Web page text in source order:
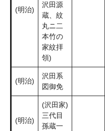
(明治)
沢田源
蔵、紋
丸ニ二
本竹の
家紋拝
領)
(明治)
沢田系
図御免
(明治)
(沢田家)
三代目
孫蔵一